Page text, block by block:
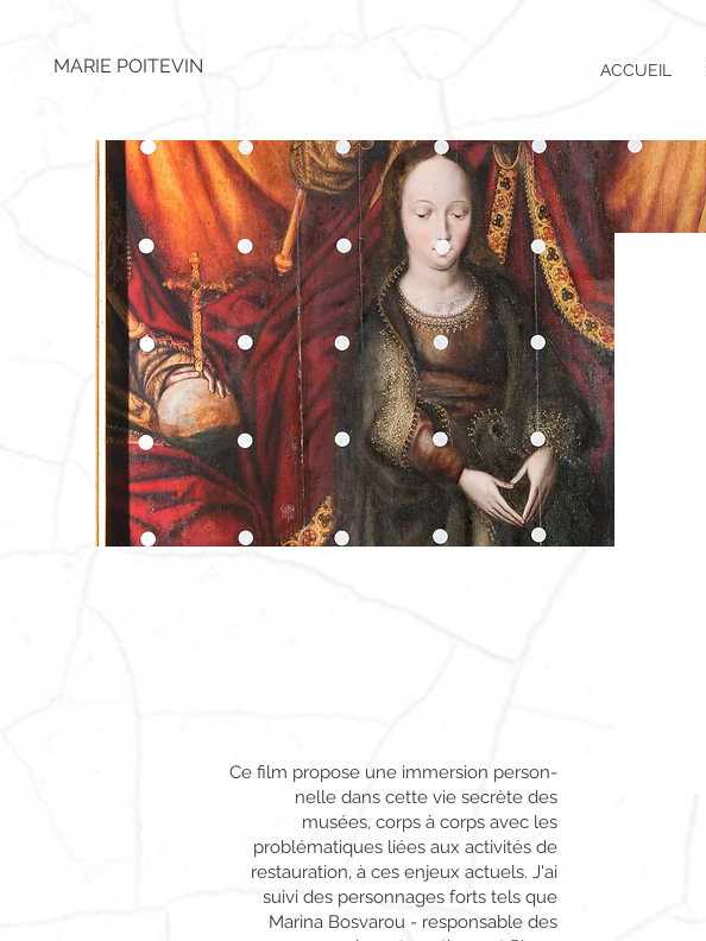
MARIE POITEVIN ACCUEIL
Ce film propose une immersion person­
nelle dans cette vie secrète des
musées, corps à corps avec les
problématiques liées aux activités de
restauration, à ces enjeux actuels. J'ai
suivi des personnages forts tels que
Marina Bosvarou - responsable des